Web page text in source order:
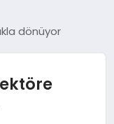
dönüyor